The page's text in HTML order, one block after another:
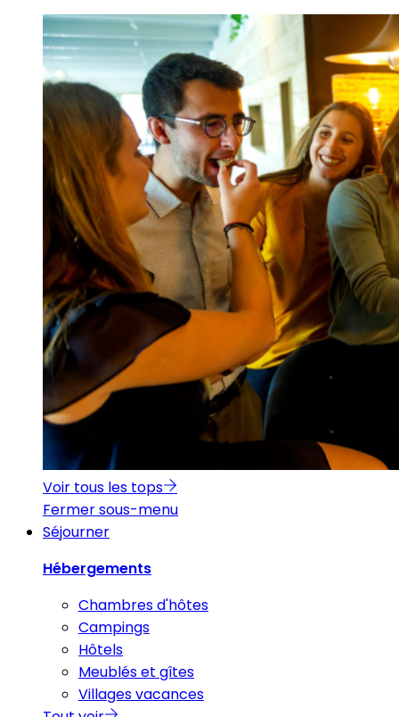
Voir tous les tops
Fermer sous-menu
Séjourner
Hébergements
Chambres d'hôtes
Campings
Hôtels
Meublés et gîtes
Villages vacances